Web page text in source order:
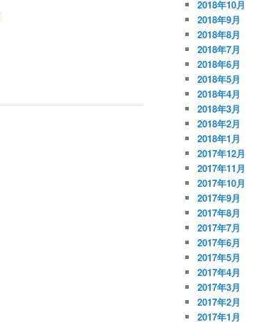
2018年10月
2018年9月
2018年8月
2018年7月
2018年6月
2018年5月
2018年4月
2018年3月
2018年2月
2018年1月
2017年12月
2017年11月
2017年10月
2017年9月
2017年8月
2017年7月
2017年6月
2017年5月
2017年4月
2017年3月
2017年2月
2017年1月